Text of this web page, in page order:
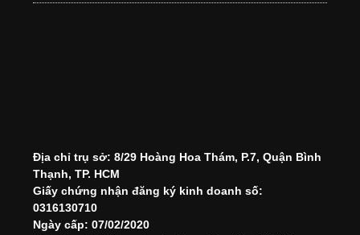
Địa chỉ trụ sở: 8/29 Hoàng Hoa Thám, P.7, Quận Bình
Thạnh, TP. HCM
Giấy chứng nhận đăng ký kinh doanh số:
0316130710
Ngày cấp: 07/02/2020